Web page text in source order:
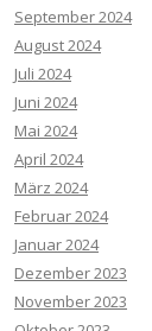
September 2024
August 2024
Juli 2024
Juni 2024
Mai 2024
April 2024
März 2024
Februar 2024
Januar 2024
Dezember 2023
November 2023